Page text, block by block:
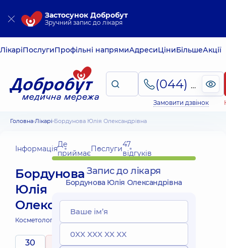
Застосунок Добробут
Зручний запис до лікаря
ЛікаріПослугиПрофільні напрямиАдресиЦіниБільшеАкції
(044) 495-2-888
Замовити дзвінок
Головна Лікарі Бордунова Юлія Олександрівна
ІнформаціяДе
приймаєПослуги47
відгуків
Бордунова
Юлія
Олександрівна
Косметолог;
30 5 / 5
Запис до лікаря
Бордунова Юлія Олександрівна